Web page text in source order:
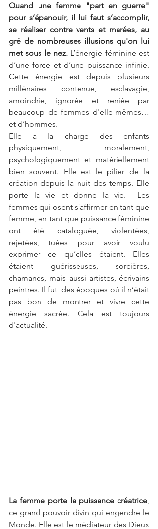
Quand une femme "part en guerre"
pour s’épanouir, il lui faut s’accomplir,
se réaliser contre vents et marées, au
gré de nombreuses illusions qu'on lui
met sous le nez. L’énergie féminine est
d’une force et d’une puissance infinie.
Cette énergie est depuis plusieurs
millénaires contenue, esclavagie,
amoindrie, ignorée et reniée par
beaucoup de femmes d'elle-mêmes…
et d’hommes.
Elle a la charge des enfants
physiquement, moralement,
psychologiquement et matériellement
bien souvent. Elle est le pilier de la
création depuis la nuit des temps. Elle
porte la vie et donne la vie.  Les
femmes qui osent s’affirmer en tant que
femme, en tant que puissance féminine
ont été cataloguée, violentées,
rejetées, tuées pour avoir voulu
exprimer ce qu’elles étaient. Elles
étaient guérisseuses, sorcières,
chamanes, mais aussi artistes, écrivains
peintres. Il fut  des époques où il n’était
pas bon de montrer et vivre cette
énergie sacrée. Cela est toujours
d'actualité.
La femme porte la puissance créatrice,
ce grand pouvoir divin qui engendre le
Monde. Elle est le médiateur des Dieux